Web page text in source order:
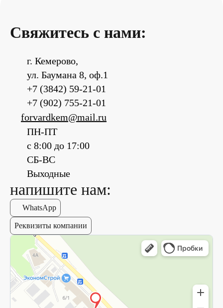
Свяжитесь с нами:
г. Кемерово,
ул. Баумана 8, оф.1
+7 (3842) 59-21-01
+7 (902) 755-21-01
forvardkem@mail.ru
ПН-ПТ
с 8:00 до 17:00
СБ-ВС
Выходные
напишите нам:
WhatsApp
Реквизиты компании